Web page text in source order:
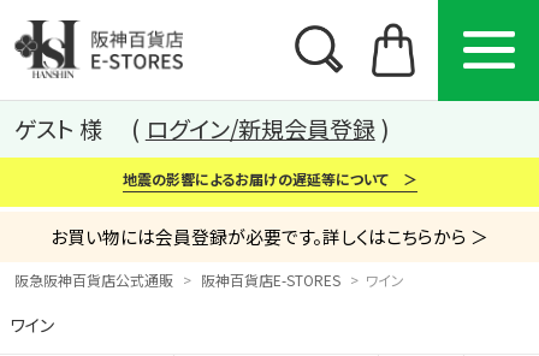
ゲスト 様 ログイン/新規会員登録
地震の影響によるお届けの遅延等について ＞
お買い物には会員登録が必要です。詳しくはこちらから ＞
阪急阪神百貨店公式通販 阪神百貨店E-STORES ワイン
ワイン